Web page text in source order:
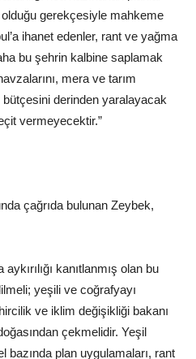
gerekçesiyle mahkeme
ihanet edenler, rant ve yağma
bu şehrin kalbine saplamak
mera ve tarım
bütçesini derinden yaralayacak
vermeyecektir.”
çağrıda bulunan Zeybek,
kanıtlanmış olan bu
yeşili ve coğrafyayı
ve iklim değişikliği bakanı
çekmelidir. Yeşil
bazında plan uygulamaları, rant